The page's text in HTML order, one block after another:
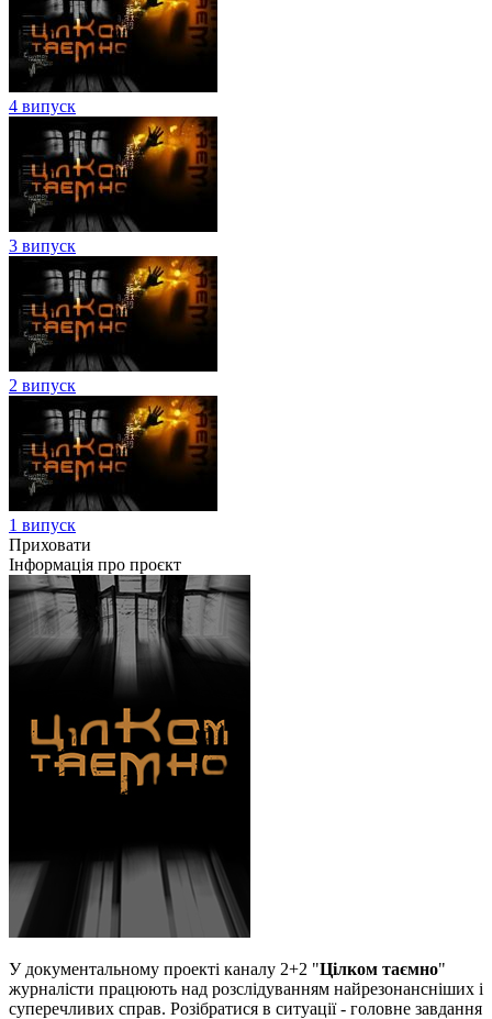
4 випуск
3 випуск
2 випуск
1 випуск
Приховати
Інформація про проєкт
У документальному проекті каналу 2+2 "Цілком таємно"
журналісти працюють над розслідуванням найрезонансніших і
суперечливих справ. Розібратися в ситуації - головне завдання